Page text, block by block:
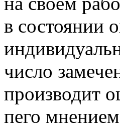
в состоянии
число
производит
пего